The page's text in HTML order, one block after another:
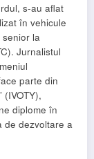
s-au aflat
în vehicule
senior la
Jurnalistul
parte din
(IVOTY),
diplome în
de dezvoltare a